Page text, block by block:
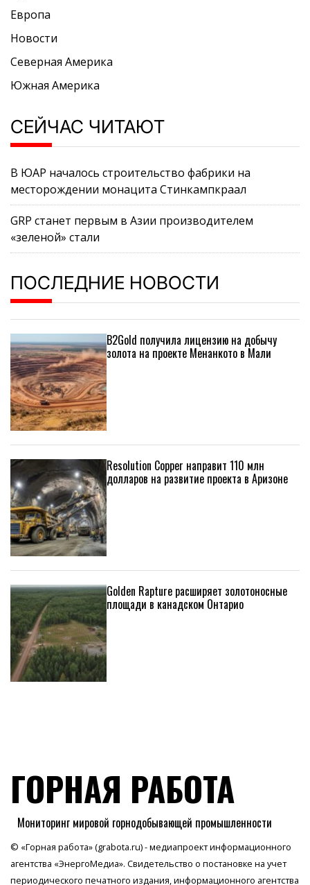
Европа
Новости
Северная Америка
Южная Америка
СЕЙЧАС ЧИТАЮТ
В ЮАР началось строительство фабрики на
месторождении монацита Стинкампкраал
GRP станет первым в Азии производителем
«зеленой» стали
ПОСЛЕДНИЕ НОВОСТИ
B2Gold получила лицензию на добычу
золота на проекте Менанкото в Мали
Resolution Copper направит 110 млн
долларов на развитие проекта в Аризоне
Golden Rapture расширяет золотоносные
площади в канадском Онтарио
ГОРНАЯ РАБОТА
Мониторинг мировой горнодобывающей промышленности
© «Горная работа» (grabota.ru) - медиапроект информационного
агентства «ЭнергоМедиа». Свидетельство о постановке на учет
периодического печатного издания, информационного агентства